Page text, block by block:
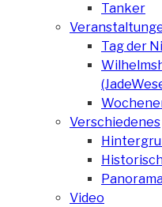
Tanker
Tag der
Verschiedenes
Video